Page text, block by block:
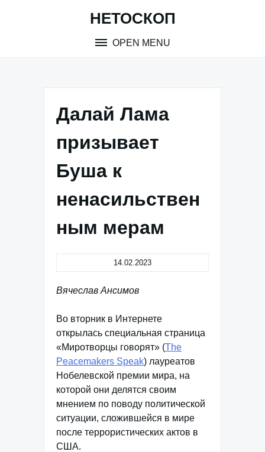
НЕТОСКОП
OPEN MENU
Далай Лама
призывает
Буша к
ненасильствен
ным мерам
14.02.2023
Вячеслав Ансимов
Во вторник в Интернете
открылась специальная страница
«Миротворцы говорят» (The
Peacemakers Speak) лауреатов
Нобелевской премии мира, на
которой они делятся своим
мнением по поводу политической
ситуации, сложившейся в мире
после террористических актов в
США.